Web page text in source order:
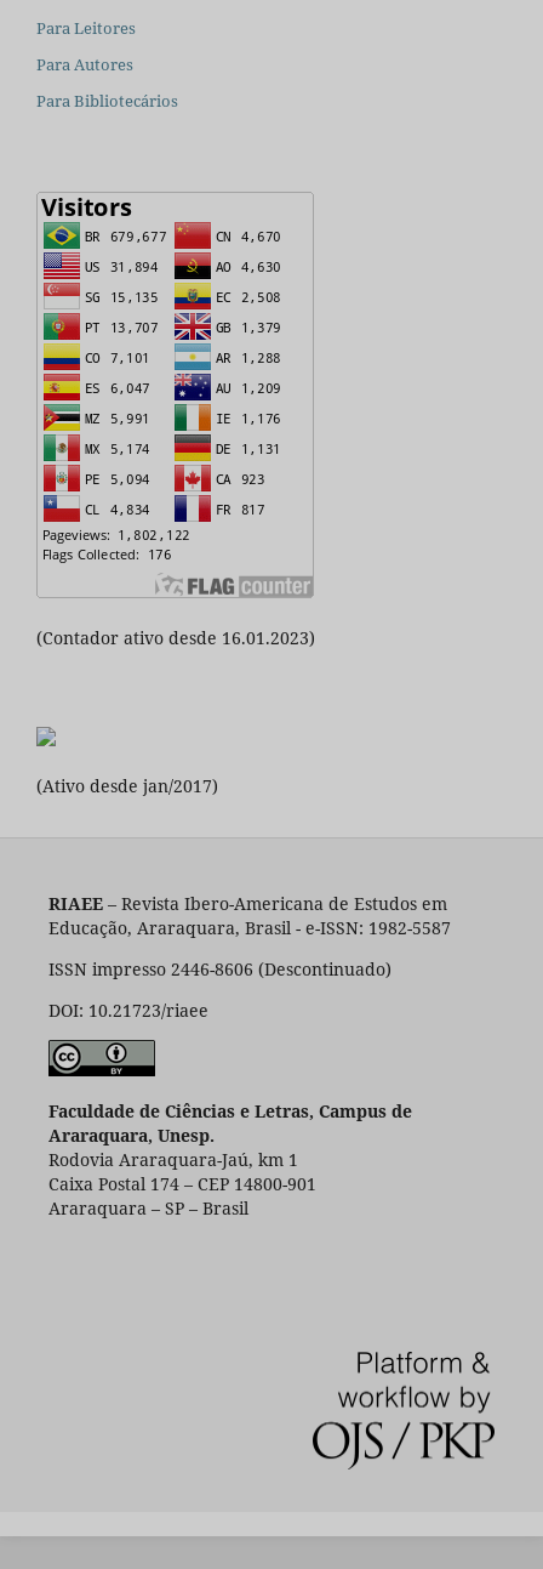
Para Leitores
Para Autores
Para Bibliotecários
(Contador ativo desde 16.01.2023)
(Ativo desde jan/2017)
RIAEE– Revista Ibero-Americana de Estudos em
Educação, Araraquara, Brasil - e-ISSN: 1982-5587
ISSN impresso 2446-8606 (Descontinuado)
DOI: 10.21723/riaee
Faculdade de Ciências e Letras, Campus de
Araraquara, Unesp.
Rodovia Araraquara-Jaú, km 1
Caixa Postal 174 – CEP 14800-901
Araraquara – SP – Brasil